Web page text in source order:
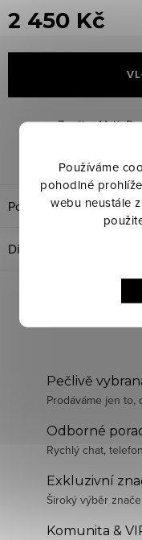
Používáme
pohodlné
webu neustále
2 450 Kč
cena:
Značka:MaKeBe
Popis produktu
Diskuze
Pečlivě
Prodáváme jen to,
Odborné
Rychlý chat,
Exkluzivní
Široký výběr
Komunita &